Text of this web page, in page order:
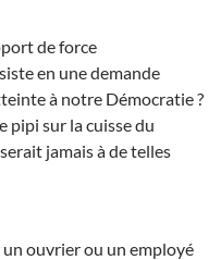
de force
en une demande
à notre Démocratie ?
pipi sur la cuisse du
jamais à de telles
ouvrier ou un employé